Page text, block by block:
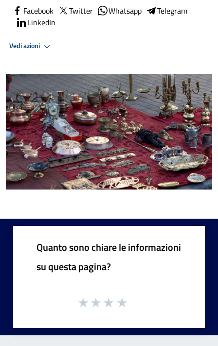
Facebook Twitter Whatsapp
Telegram
LinkedIn
Vedi azioni
Quanto sono chiare le informazioni
su questa pagina?